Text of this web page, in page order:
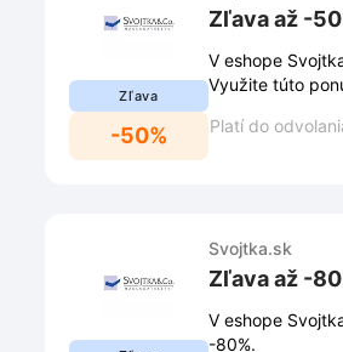
Zľava
-50%
Zľava až -
V eshope
Využite túto
Platí do
Svojtka.sk
Zľava až -
V eshope
-80%.